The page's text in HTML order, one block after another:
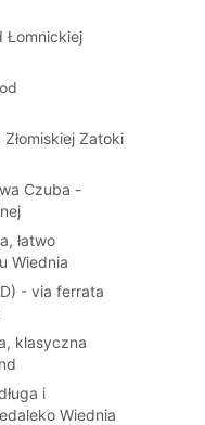
Łomnickiej
Zatoki
Czuba -
łatwo
Wiednia
- via ferrata
klasyczna
i
Wiednia